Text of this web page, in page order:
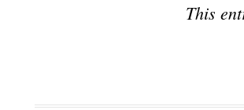
This